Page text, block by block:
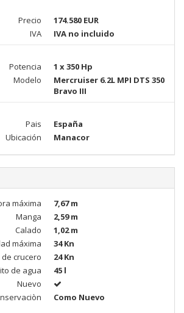
Precio
174.580 EUR
IVA
IVA no incluido
Potencia
1 x 350 Hp
Modelo
Mercruiser 6.2L MPI DTS 350
Bravo III
Pais
España
Ubicación
Manacor
máxima
7,67 m
Manga
2,59 m
Calado
1,02 m
máxima
34 Kn
crucero
24 Kn
de agua
45 l
Nuevo
Como Nuevo